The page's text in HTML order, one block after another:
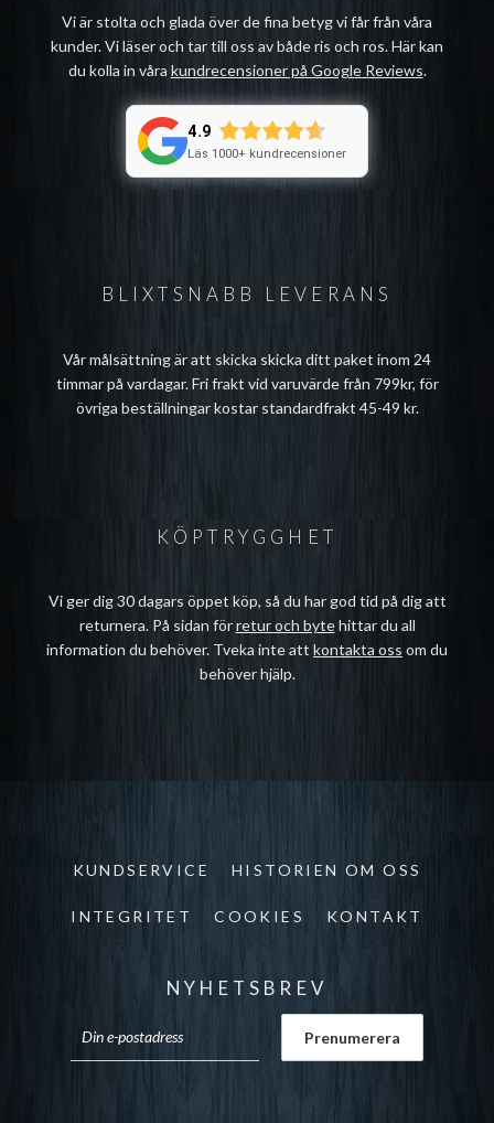
BLIXTSNABB LEVERANS
Vår målsättning är att skicka skicka ditt paket inom 24
timmar på vardagar. Fri frakt vid varuvärde från 799kr, för
övriga beställningar kostar standardfrakt 45-49 kr.
Vi är stolta och glada över de fina betyg vi får från våra
kunder. Vi läser och tar till oss av både ris och ros. Här kan
du kolla in våra kundrecensioner på Google Reviews.
4.9
Läs 1000+ kundrecensioner
KÖPTRYGGHET
Vi ger dig 30 dagars öppet köp, så du har god tid på dig att
returnera. På sidan förretur och bytehittar du all
information du behöver. Tveka inte att kontakta oss om du
behöver hjälp.
KUNDSERVICE HISTORIEN OM OSS
INTEGRITET COOKIES KONTAKT
NYHETSBREV